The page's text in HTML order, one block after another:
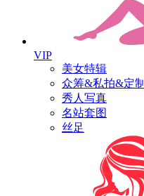
VIP
美女特辑
众筹&私拍&定制
秀人写真
名站套图
丝足